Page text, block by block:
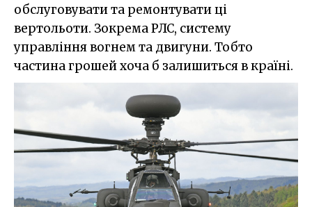
обслуговувати та ремонтувати ці
вертольоти. Зокрема РЛС, систему
управління вогнем та двигуни. Тобто
частина грошей хоча б залишиться в країні.